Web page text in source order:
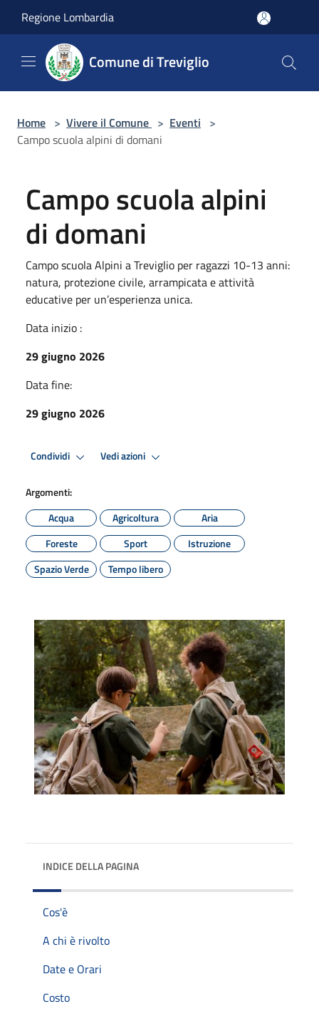
Regione Lombardia
Comune di Treviglio
Home > Vivere il Comune > Eventi >
Campo scuola alpini di domani
Campo scuola alpini
di domani
Campo scuola Alpini a Treviglio per ragazzi 10-13 anni:
natura, protezione civile, arrampicata e attività
educative per un’esperienza unica.
Data inizio :
29 giugno 2026
Data fine:
29 giugno 2026
Condividi Vedi azioni
Argomenti:
Acqua
Agricoltura
Aria
Foreste
Sport
Istruzione
Spazio Verde
Tempo libero
INDICE DELLA PAGINA
Cos'è
A chi è rivolto
Date e Orari
Costo